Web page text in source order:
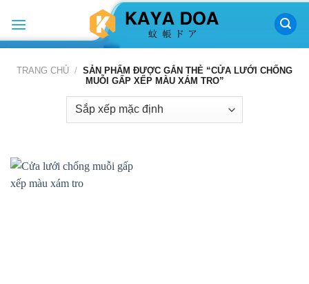
content
TRANG CHỦ / SẢN PHẨM ĐƯỢC GẮN THẺ “CỬA LƯỚI CHỐNG
MUỖI GẤP XẾP MÀU XÁM TRO”